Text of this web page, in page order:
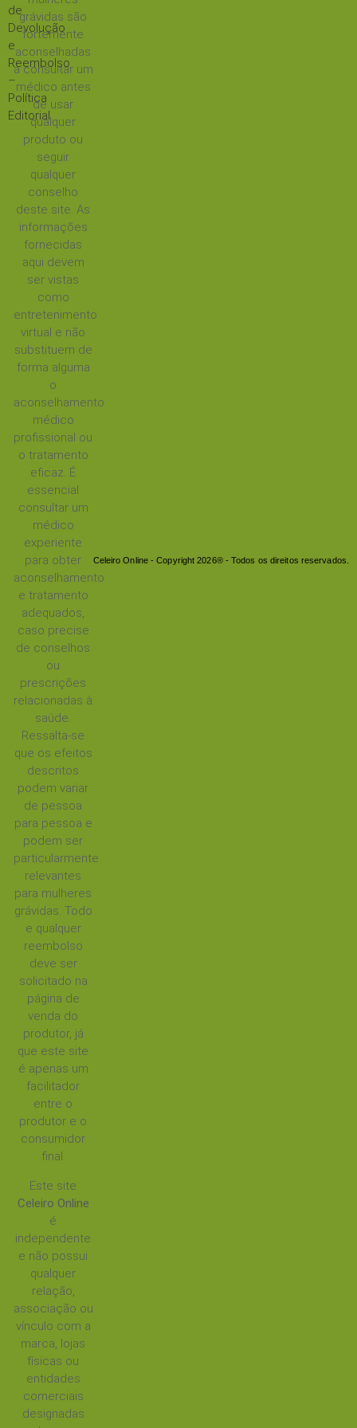
de
Devolução
e
Reembolso
–
Política
Editorial
grávidas são
fortemente
aconselhadas
a consultar um
médico antes
de usar
qualquer
produto ou
seguir
qualquer
conselho
deste site. As
informações
fornecidas
aqui devem
ser vistas
como
entretenimento
virtual e não
substituem de
forma alguma
o
aconselhamento
médico
profissional ou
o tratamento
eficaz. É
essencial
consultar um
médico
experiente
para obter
aconselhamento
e tratamento
adequados,
caso precise
de conselhos
ou
prescrições
relacionadas à
saúde.
Ressalta-se
que os efeitos
descritos
podem variar
de pessoa
para pessoa e
podem ser
particularmente
relevantes
para mulheres
grávidas. Todo
e qualquer
reembolso
deve ser
solicitado na
página de
venda do
produtor, já
que este site
é apenas um
facilitador
entre o
produtor e o
consumidor
final.
Este site
Celeiro Online
é
independente
e não possui
qualquer
relação,
associação ou
vínculo com a
marca, lojas
físicas ou
entidades
comerciais
designadas
Celeiro Online - Copyright 2026® - Todos os direitos reservados.